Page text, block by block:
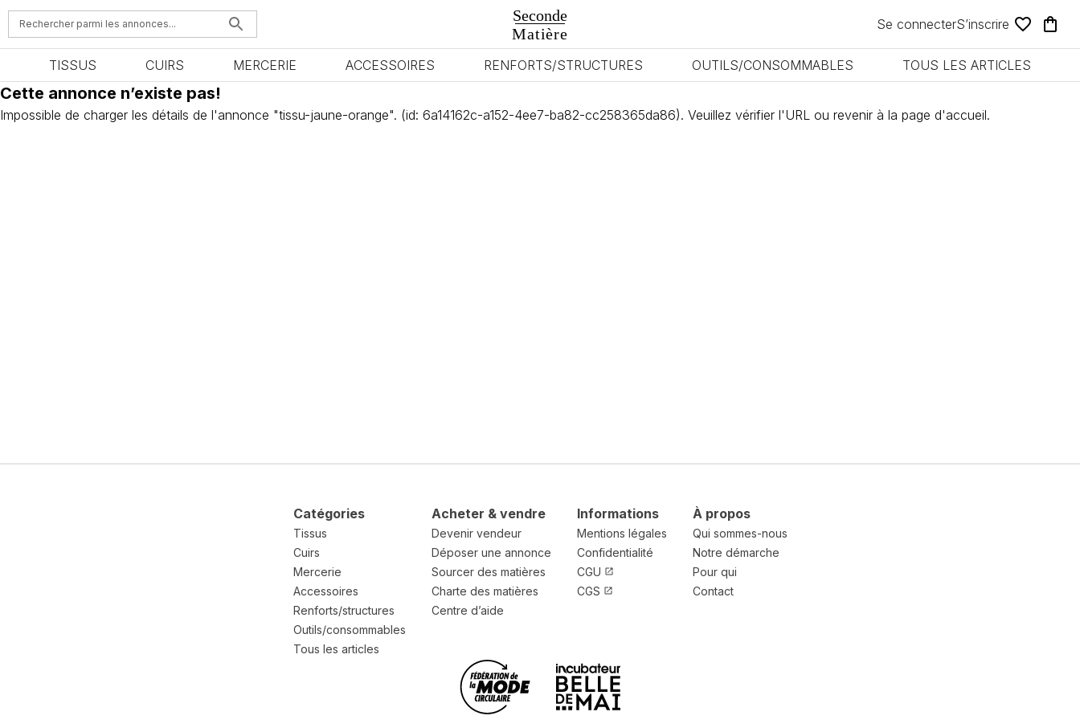
Seconde
Matière
Se connecterS’inscrire
TISSUS CUIRS MERCERIE ACCESSOIRES RENFORTS/STRUCTURES OUTILS/CONSOMMABLES TOUS LES ARTICLES
Cette annonce n’existe pas!
Impossible de charger les détails de l'annonce "tissu-jaune-orange". (id: 6a14162c-a152-4ee7-ba82-cc258365da86). Veuillez vérifier l'URL ou revenir à la page d'accueil.
Catégories
Tissus
Cuirs
Mercerie
Accessoires
Renforts/structures
Outils/consommables
Tous les articles
Acheter & vendre
Devenir vendeur
Déposer une annonce
Sourcer des matières
Charte des matières
Centre d’aide
À propos
Qui sommes-nous
Notre démarche
Pour qui
Contact
Informations
Mentions légales
Confidentialité
CGU
CGS